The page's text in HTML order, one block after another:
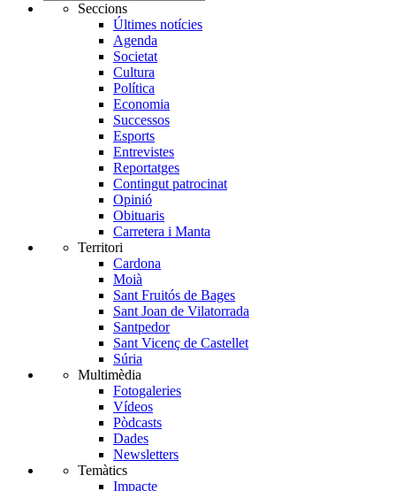
Seccions
Últimes notícies
Agenda
Societat
Cultura
Política
Economia
Successos
Esports
Entrevistes
Reportatges
Contingut patrocinat
Opinió
Obituaris
Carretera i Manta
Territori
Cardona
Moià
Sant Fruitós de Bages
Sant Joan de Vilatorrada
Santpedor
Sant Vicenç de Castellet
Súria
Multimèdia
Fotogaleries
Vídeos
Pòdcasts
Dades
Newsletters
Temàtics
Impacte